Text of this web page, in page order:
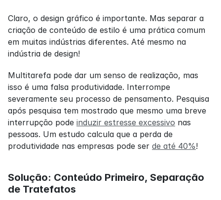
Claro, o design gráfico é importante. Mas separar a
criação de conteúdo de estilo é uma prática comum
em muitas indústrias diferentes. Até mesmo na
indústria de design!
Multitarefa pode dar um senso de realização, mas
isso é uma falsa produtividade. Interrompe
severamente seu processo de pensamento. Pesquisa
após pesquisa tem mostrado que mesmo uma breve
interrupção pode induzir estresse excessivo nas
pessoas. Um estudo calcula que a perda de
produtividade nas empresas pode ser de até 40%!
Solução: Conteúdo Primeiro, Separação
de Tratefatos